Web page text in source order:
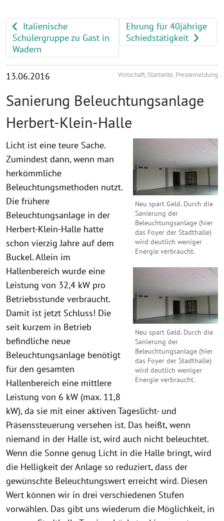
Italienische
Schülergruppe zu Gast in
Wadern
Ehrung für 40jährige
Schiedstätigkeit
13.06.2016 Wirtschaft, Startseite, Pressemeldung
Sanierung Beleuchtungsanlage
Herbert-Klein-Halle
Neu spart Geld. Durch die
Sanierung der
Beleuchtungsanlage (hier
das Foyer der Stadthalle)
wird deutlich weniger
Energie verbraucht.
Neu spart Geld. Durch die
Sanierung der
Beleuchtungsanlage (hier
das Foyer der Stadthalle)
wird deutlich weniger
Energie verbraucht.
Licht ist eine teure Sache.
Zumindest dann, wenn man
herkömmliche
Beleuchtungsmethoden nutzt.
Die frühere
Beleuchtungsanlage in der
Herbert-Klein-Halle hatte
schon vierzig Jahre auf dem
Buckel. Allein im
Hallenbereich wurde eine
Leistung von 32,4 kW pro
Betriebsstunde verbraucht.
Damit ist jetzt Schluss! Die
seit kurzem in Betrieb
befindliche neue
Beleuchtungsanlage benötigt
für den gesamten
Hallenbereich eine mittlere
Leistung von 6 kW (max. 11,8
kW), da sie mit einer aktiven Tageslicht- und
Präsenssteuerung versehen ist. Das heißt, wenn
niemand in der Halle ist, wird auch nicht beleuchtet.
Wenn die Sonne genug Licht in die Halle bringt, wird
die Helligkeit der Anlage so reduziert, dass der
gewünschte Beleuchtungswert erreicht wird. Diesen
Wert können wir in drei verschiedenen Stufen
vorwählen. Das gibt uns wiederum die Möglichkeit, in